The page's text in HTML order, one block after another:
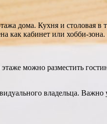
дома. Кухня и столовая
как кабинет или хобби-зона.
можно разместить
владельца.